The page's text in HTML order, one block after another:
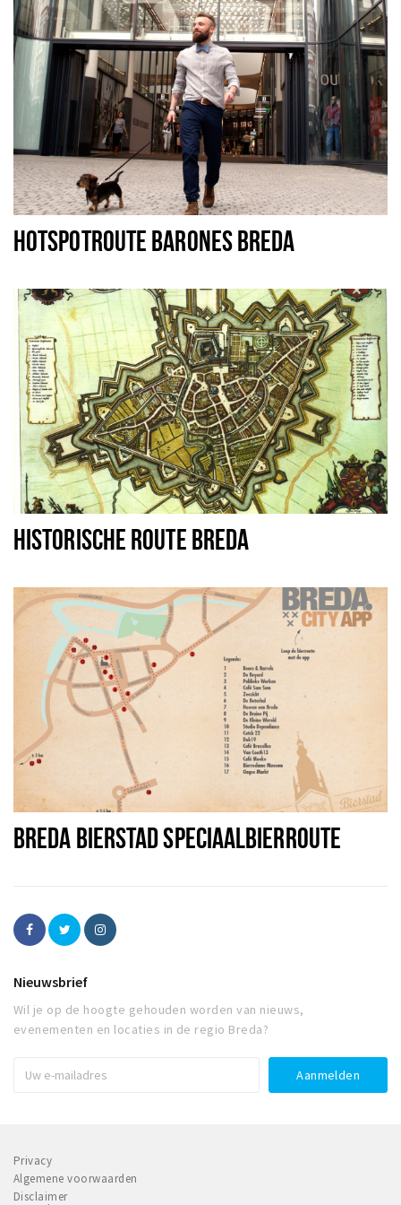
HOTSPOTROUTE BARONES BREDA
HISTORISCHE ROUTE BREDA
BREDA BIERSTAD SPECIAALBIERROUTE
Nieuwsbrief
Wil je op de hoogte gehouden worden van nieuws,
evenementen en locaties in de regio Breda?
Privacy
Algemene voorwaarden
Disclaimer